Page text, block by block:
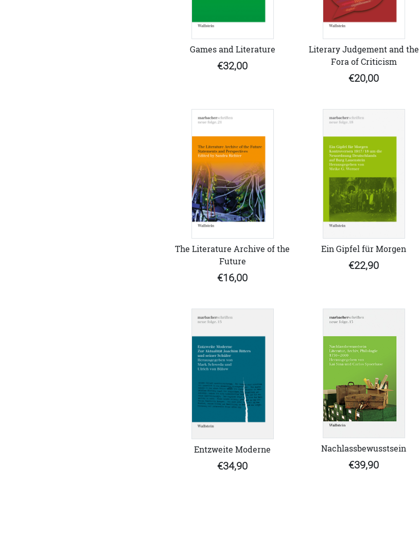
Games and Literature
€32,00
Literary Judgement and the
Fora of Criticism
€20,00
The Literature Archive of the
Future
€16,00
Ein Gipfel für Morgen
€22,90
Entzweite Moderne
€34,90
Nachlassbewusstsein
€39,90